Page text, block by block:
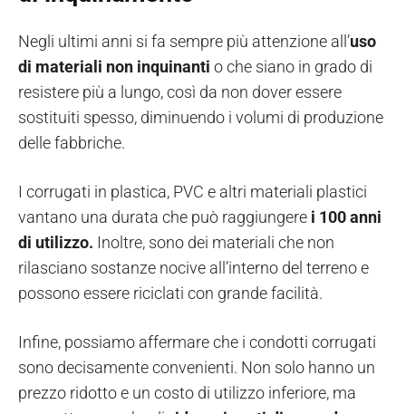
Negli ultimi anni si fa sempre più attenzione all’uso
di materiali non inquinanti o che siano in grado di
resistere più a lungo, così da non dover essere
sostituiti spesso, diminuendo i volumi di produzione
delle fabbriche.
I corrugati in plastica, PVC e altri materiali plastici
vantano una durata che può raggiungere i 100 anni
di utilizzo. Inoltre, sono dei materiali che non
rilasciano sostanze nocive all’interno del terreno e
possono essere riciclati con grande facilità.
Infine, possiamo affermare che i condotti corrugati
sono decisamente convenienti. Non solo hanno un
prezzo ridotto e un costo di utilizzo inferiore, ma